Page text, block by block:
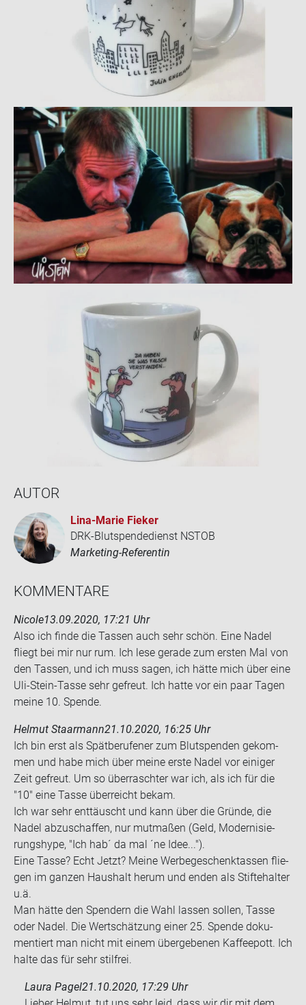
AUTOR
Lina-​Marie Fie­ker
DRK-Blutspendedienst NSTOB
Marketing-Referentin
KOM­MEN­TA­RE
Nicole13.09.2020, 17:21 Uhr
Also ich finde die Tas­sen auch sehr schön. Eine Nadel
fliegt bei mir nur rum. Ich lese ge­ra­de zum ers­ten Mal von
den Tas­sen, und ich muss sagen, ich hätte mich über eine
Uli-​Stein-Tasse sehr ge­freut. Ich hatte vor ein paar Tagen
meine 10. Spen­de.
Helmut Staarmann21.10.2020, 16:25 Uhr
Ich bin erst als Spät­be­ru­fe­ner zum Blut­spen­den ge­kom­
men und habe mich über meine erste Nadel vor ei­ni­ger
Zeit ge­freut. Um so über­rasch­ter war ich, als ich für die
"10" eine Tasse über­reicht bekam.
Ich war sehr ent­täuscht und kann über die Grün­de, die
Nadel ab­zu­schaf­fen, nur mut­ma­ßen (Geld, Mo­der­ni­sie­
rungs­hype, "Ich hab´ da mal ´ne Idee...").
Eine Tasse? Echt Jetzt? Meine Wer­be­ge­schenk­tas­sen flie­
gen im gan­zen Haus­halt herum und enden als Stifte­hal­ter
u.ä.
Man hätte den Spen­dern die Wahl las­sen sol­len, Tasse
oder Nadel. Die Wert­schät­zung einer 25. Spen­de do­ku­
men­tiert man nicht mit einem über­ge­be­nen Kaf­fee­pott. Ich
halte das für sehr stilfrei.
Laura Pagel21.10.2020, 17:29 Uhr